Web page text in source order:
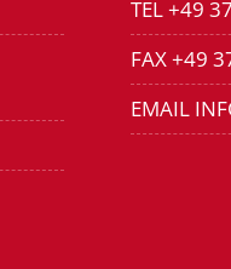
TEL +49
FAX +49
EMAIL